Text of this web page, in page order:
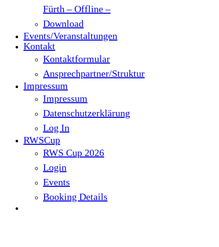
Fürth – Offline –
Download
Events/Veranstaltungen
Kontakt
Kontaktformular
Ansprechpartner/Struktur
Impressum
Impressum
Datenschutzerklärung
Log In
RWSCup
RWS Cup 2026
Login
Events
Booking Details